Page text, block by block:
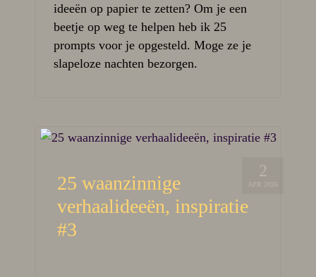
ideeën op papier te zetten? Om je een
beetje op weg te helpen heb ik 25
prompts voor je opgesteld. Moge ze je
slapeloze nachten bezorgen.
2
APR 2026
25 waanzinnige
verhaalideeën, inspiratie
#3